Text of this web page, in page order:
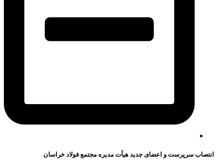
انتصاب سرپرست و اعضای جدید هیأت مدیره مجتمع فولاد خراسان